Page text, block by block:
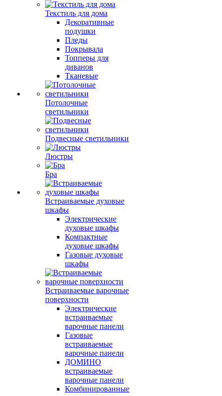
Текстиль для дома
Декоративные
подушки
Пледы
Покрывала
Топперы для
диванов
Тканевые
Потолочные
светильники
Подвесные светильники
Люстры
Бра
Встраиваемые духовые
шкафы
Электрические
духовые шкафы
Компактные
духовые шкафы
Газовые духовые
шкафы
Встраиваемые варочные
поверхности
Электрические
встраиваемые
варочные панели
Газовые
встраиваемые
варочные панели
ДОМИНО
встраиваемые
варочные панели
Комбинированные